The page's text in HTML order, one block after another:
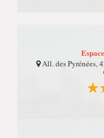
All. des Pyrénées,